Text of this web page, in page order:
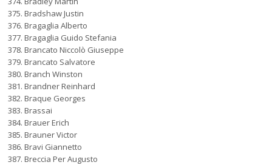
Bradshaw Justin
Bragaglia Alberto
Bragaglia Guido Stefania
Brancato Niccolò Giuseppe
Brancato Salvatore
Branch Winston
Brandner Reinhard
Braque Georges
Brassai
Brauer Erich
Brauner Victor
Bravi Giannetto
Breccia Per Augusto